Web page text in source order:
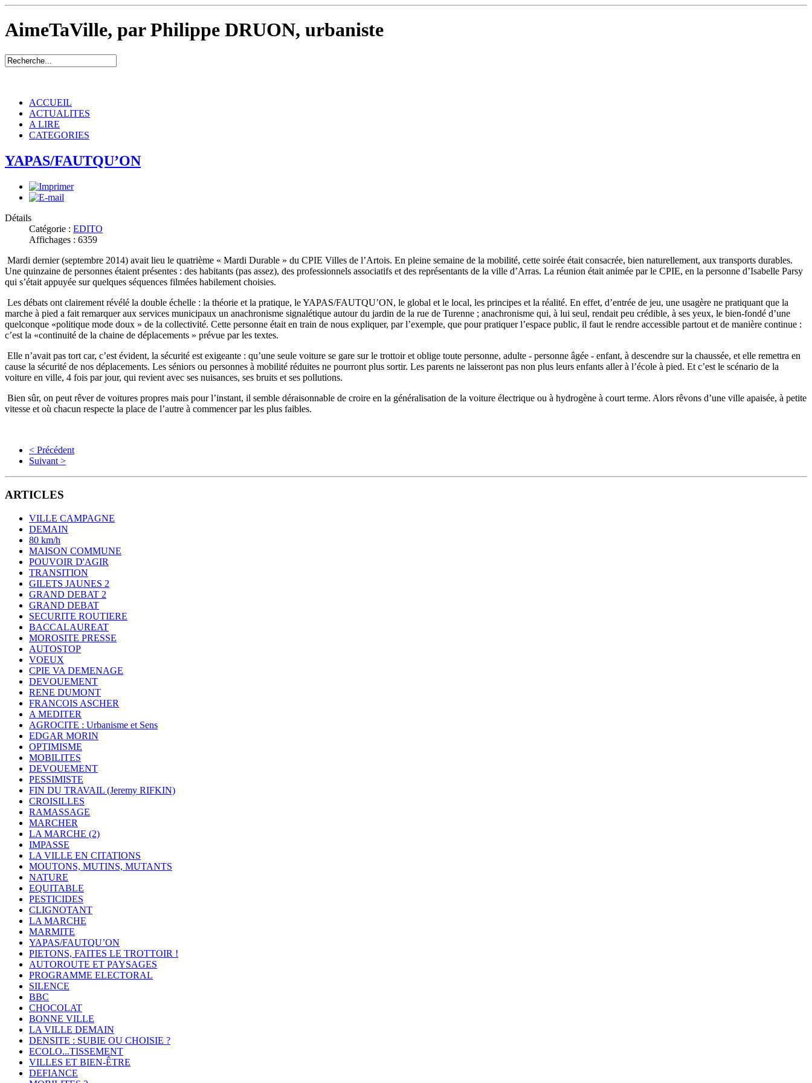
AimeTaVille, par Philippe DRUON, urbaniste
ACCUEIL
ACTUALITES
A LIRE
CATEGORIES
YAPAS/FAUTQU’ON
Détails
Catégorie : EDITO
Affichages : 6359
Mardi dernier (septembre 2014) avait lieu le quatrième « Mardi Durable » du CPIE Villes de l’Artois. En pleine semaine de la mobilité, cette soirée était consacrée, bien naturellement, aux transports durables.
Une quinzaine de personnes étaient présentes : des habitants (pas assez), des professionnels associatifs et des représentants de la ville d’Arras. La réunion était animée par le CPIE, en la personne d’Isabelle Parsy
qui s’était appuyée sur quelques séquences filmées habilement choisies.
Les débats ont clairement révélé la double échelle : la théorie et la pratique, le YAPAS/FAUTQU’ON, le global et le local, les principes et la réalité. En effet, d’entrée de jeu, une usagère ne pratiquant que la
marche à pied a fait remarquer aux services municipaux un anachronisme signalétique autour du jardin de la rue de Turenne ; anachronisme qui, à lui seul, rendait peu crédible, à ses yeux, le bien-fondé d’une
quelconque «politique mode doux » de la collectivité. Cette personne était en train de nous expliquer, par l’exemple, que pour pratiquer l’espace public, il faut le rendre accessible partout et de manière continue :
c’est la «continuité de la chaine de déplacements » prévue par les textes.
Elle n’avait pas tort car, c’est évident, la sécurité est exigeante : qu’une seule voiture se gare sur le trottoir et oblige toute personne, adulte - personne âgée - enfant, à descendre sur la chaussée, et elle remettra en
cause la sécurité de nos déplacements. Les séniors ou personnes à mobilité réduites ne pourront plus sortir. Les parents ne laisseront pas non plus leurs enfants aller à l’école à pied. Et c’est le scénario de la
voiture en ville, 4 fois par jour, qui revient avec ses nuisances, ses bruits et ses pollutions.
Bien sûr, on peut rêver de voitures propres mais pour l’instant, il semble déraisonnable de croire en la généralisation de la voiture électrique ou à hydrogène à court terme. Alors rêvons d’une ville apaisée, à petite
vitesse et où chacun respecte la place de l’autre à commencer par les plus faibles.
< Précédent
Suivant >
ARTICLES
VILLE CAMPAGNE
DEMAIN
80 km/h
MAISON COMMUNE
POUVOIR D'AGIR
TRANSITION
GILETS JAUNES 2
GRAND DEBAT 2
GRAND DEBAT
SECURITE ROUTIERE
BACCALAUREAT
MOROSITE PRESSE
AUTOSTOP
VOEUX
CPIE VA DEMENAGE
DEVOUEMENT
RENE DUMONT
FRANCOIS ASCHER
A MEDITER
AGROCITE : Urbanisme et Sens
EDGAR MORIN
OPTIMISME
MOBILITES
DEVOUEMENT
PESSIMISTE
FIN DU TRAVAIL (Jeremy RIFKIN)
CROISILLES
RAMASSAGE
MARCHER
LA MARCHE (2)
IMPASSE
LA VILLE EN CITATIONS
MOUTONS, MUTINS, MUTANTS
NATURE
EQUITABLE
PESTICIDES
CLIGNOTANT
LA MARCHE
MARMITE
YAPAS/FAUTQU’ON
PIETONS, FAITES LE TROTTOIR !
AUTOROUTE ET PAYSAGES
PROGRAMME ELECTORAL
SILENCE
BBC
CHOCOLAT
BONNE VILLE
LA VILLE DEMAIN
DENSITE : SUBIE OU CHOISIE ?
ECOLO...TISSEMENT
VILLES ET BIEN-ÊTRE
DEFIANCE